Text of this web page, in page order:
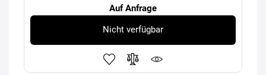
Auf Anfrage
Nicht verfügbar